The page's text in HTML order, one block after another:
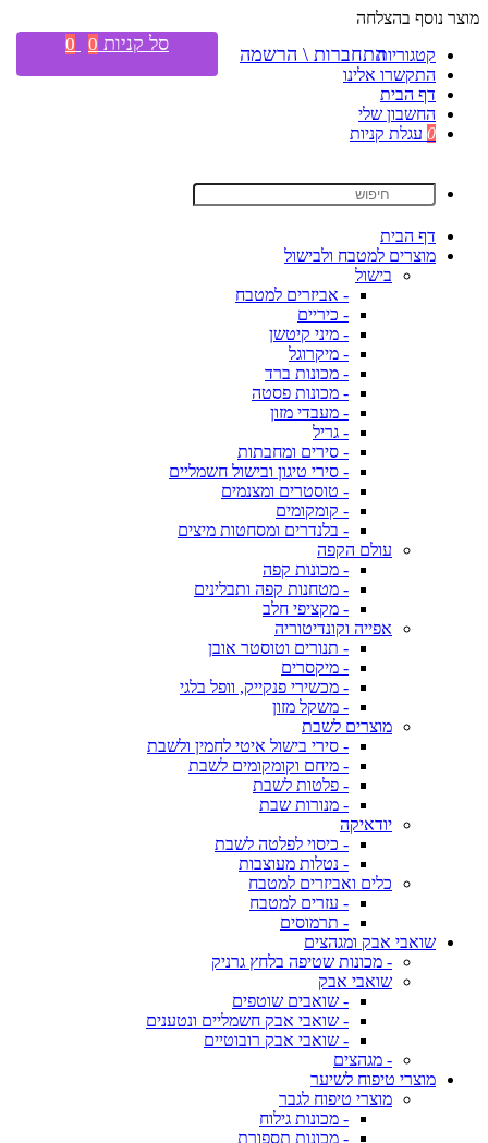
מוצר נוסף בהצלחה
קטגוריות
התקשרו אלינו
דף הבית
החשבון שלי
0 עגלת קניות
דף הבית
מוצרים למטבח ולבישול
בישול
- אביזרים למטבח
- כיריים
- מיני קיטשן
- מיקרוגל
- מכונות ברד
- מכונות פסטה
- מעבדי מזון
- גריל
- סירים ומחבתות
- סירי טיגון ובישול חשמליים
- טוסטרים ומצנמים
- קומקומים
- בלנדרים ומסחטות מיצים
עולם הקפה
- מכונות קפה
- מטחנות קפה ותבלינים
- מקציפי חלב
אפייה וקונדיטוריה
- תנורים וטוסטר אובן
- מיקסרים
- מכשירי פנקייק, וופל בלגי
- משקל מזון
מוצרים לשבת
- סירי בישול איטי לחמין ולשבת
- מיחם וקומקומים לשבת
- פלטות לשבת
- מנורות שבת
יודאיקה
- כיסוי לפלטה לשבת
- נטלות מעוצבות
כלים ואביזרים למטבח
- עזרים למטבח
- תרמוסים
שואבי אבק ומגהצים
- מכונות שטיפה בלחץ גרניק
שואבי אבק
- שואבים שוטפים
- שואבי אבק חשמליים ונטענים
- שואבי אבק רובוטיים
- מגהצים
מוצרי טיפוח לשיער
מוצרי טיפוח לגבר
- מכונות גילוח
- מכונות תספורת
התחברות \ הרשמה סל קניות 0
0